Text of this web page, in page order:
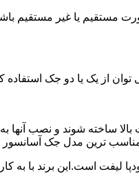
مستقیم یا غیر مستقیم
توان از یک یا دو جک
ساخته شوند و نصب آنها
ترین مدل جک آسانسور
لیفت است.این برند با